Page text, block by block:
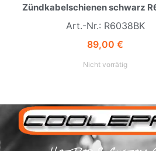
Zündkabelschienen schwarz
Art.-Nr.: R6038BK
89,00 €
Nicht vorrätig